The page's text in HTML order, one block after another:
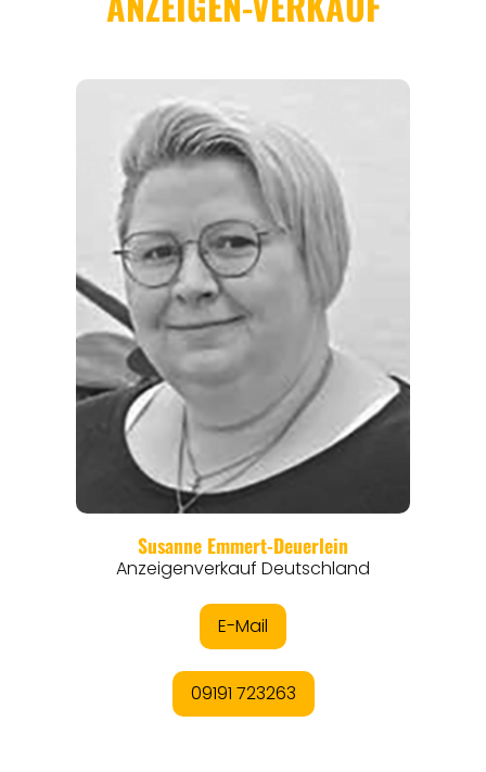
REGIONEN
ORTE
EVENTS
REISEFÜHRER
REISEMAGAZINE
THEMEN